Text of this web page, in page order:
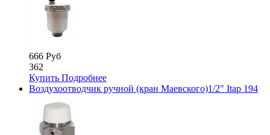
666 Руб
362
Купить Подробнее
Воздухоотводчик ручной (кран Маевского)1/2" Itap 194